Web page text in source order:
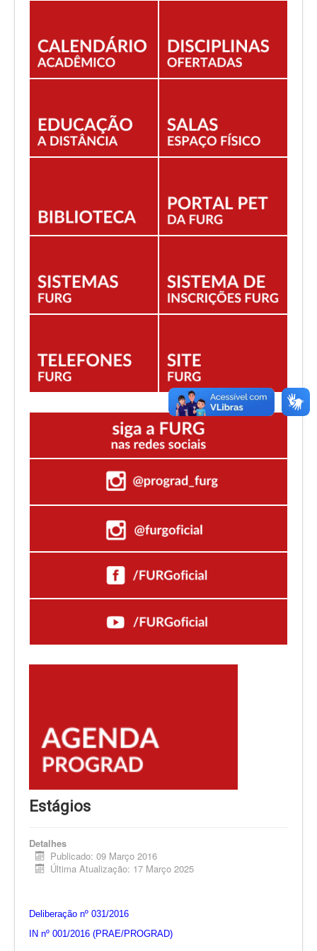
NORMAS ACADÊMICAS
DOCENTE
Você está aqui: Início
ESTUDANTES
ESTÁGIOS
Estágios
Detalhes
Publicado: 09 Março 2016
Última Atualização: 17 Março 2025
Deliberação nº 031/2016
IN nº 001/2016 (PRAE/PROGRAD)